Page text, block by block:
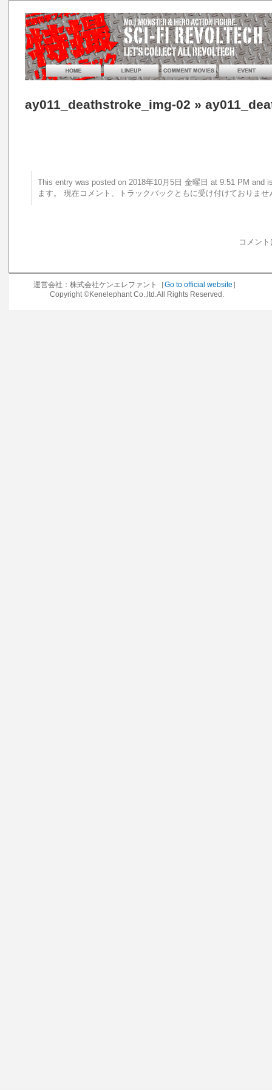
ay011_deathstroke_img-02 »
This entry was posted on 2018年10月5日 金曜日 at 9:51 PM
ます。 現在コメント、トラックバックともに受け付けておりませ
コメン
運営会社：株式会社ケンエレファント［Go to official website ］
Copyright ©Kenelephant Co.,ltd.All Rights Reserved.